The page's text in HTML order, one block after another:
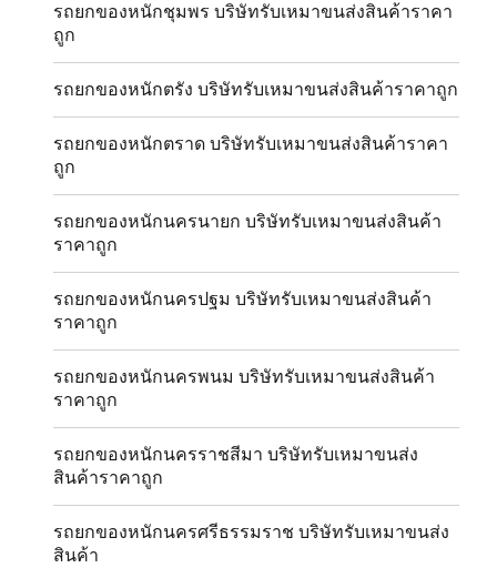
รถยกของหนักชุมพร บริษัทรับเหมาขนส่งสินค้าราคา
ถูก
รถยกของหนักตรัง บริษัทรับเหมาขนส่งสินค้าราคาถูก
รถยกของหนักตราด บริษัทรับเหมาขนส่งสินค้าราคา
ถูก
รถยกของหนักนครนายก บริษัทรับเหมาขนส่งสินค้า
ราคาถูก
รถยกของหนักนครปฐม บริษัทรับเหมาขนส่งสินค้า
ราคาถูก
รถยกของหนักนครพนม บริษัทรับเหมาขนส่งสินค้า
ราคาถูก
รถยกของหนักนครราชสีมา บริษัทรับเหมาขนส่ง
สินค้าราคาถูก
รถยกของหนักนครศรีธรรมราช บริษัทรับเหมาขนส่ง
สินค้า